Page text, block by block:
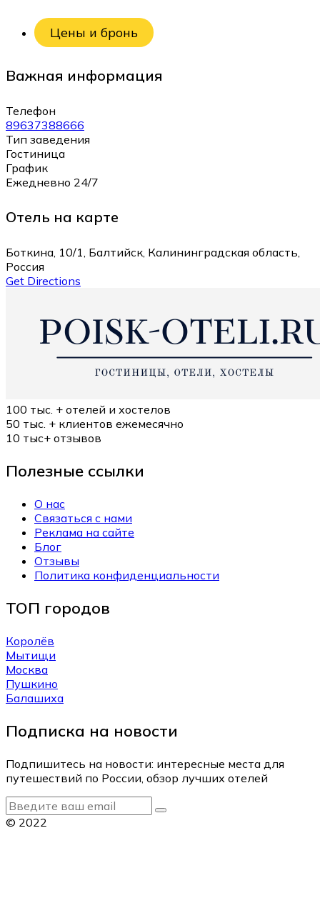
Цены и бронь
Важная информация
Телефон
89637388666
Тип заведения
Гостиница
График
Ежедневно 24/7
Отель на карте
Боткина, 10/1, Балтийск, Калининградская область,
Россия
Get Directions
100 тыс. + отелей и хостелов
50 тыс. + клиентов ежемесячно
10 тыс+ отзывов
Полезные ссылки
О нас
Связаться с нами
Реклама на сайте
Блог
Отзывы
Политика конфиденциальности
ТОП городов
Королёв
Мытищи
Москва
Пушкино
Балашиха
Подписка на новости
Подпишитесь на новости: интересные места для
путешествий по России, обзор лучших отелей
© 2022